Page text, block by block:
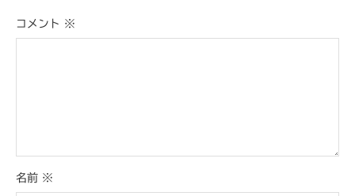
コメント ※
名前 ※